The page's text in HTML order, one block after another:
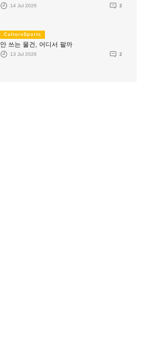
14 Jul 2026 2
CultureSports
안 쓰는 물건, 어디서 팔까
13 Jul 2026 2